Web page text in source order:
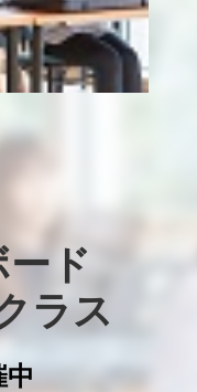
ド
ラス
中